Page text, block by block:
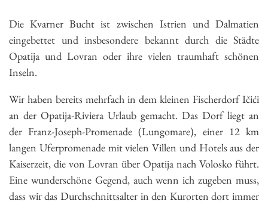
Die Kvarner Bucht ist zwischen Istrien und Dalmatien
eingebettet und insbesondere bekannt durch die Städte
Opatija und Lovran oder ihre vielen traumhaft schönen
Inseln.
Wir haben bereits mehrfach in dem kleinen Fischerdorf Ičići
an der Opatija-Riviera Urlaub gemacht. Das Dorf liegt an
der Franz-Joseph-Promenade (Lungomare), einer 12 km
langen Uferpromenade mit vielen Villen und Hotels aus der
Kaiserzeit, die von Lovran über Opatija nach Volosko führt.
Eine wunderschöne Gegend, auch wenn ich zugeben muss,
dass wir das Durchschnittsalter in den Kurorten dort immer